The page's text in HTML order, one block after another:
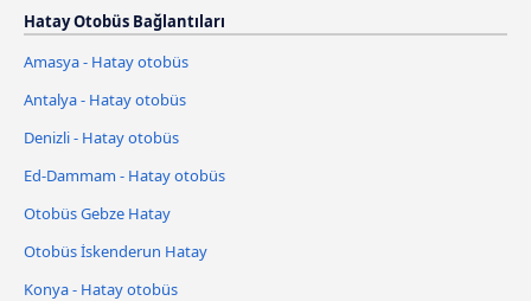
Hatay Otobüs Bağlantıları
Amasya - Hatay otobüs
Antalya - Hatay otobüs
Denizli - Hatay otobüs
Ed-Dammam - Hatay otobüs
Otobüs Gebze Hatay
Otobüs İskenderun Hatay
Konya - Hatay otobüs